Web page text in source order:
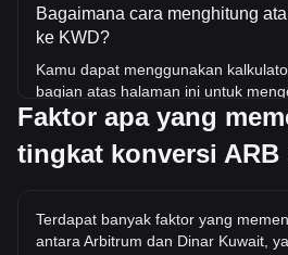
Bagaimana cara menghitung
ke KWD?
Kamu dapat menggunakan
bagian atas halaman ini untuk
ke KWD. Kami juga menyertakan
konversi yang paling populer.
dengan 207.85 ARB, sedangkan 5
Berapa harga ARB/KWD
Harga tertinggi sepanjang masa
Faktor apa yang
tingkat konversi ARB
Terdapat banyak faktor yang
antara Arbitrum dan Dinar Kuwait,